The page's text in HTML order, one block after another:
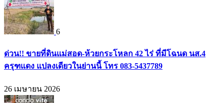
6
ด่วน!! ขายที่ดินแม่สอด-ห้วยกระโหลก 42 ไร่ ที่มีโฉนด นส.4
ครุฑแดง แปลงเดียวในย่านนี้ โทร 083-5437789
26 เมษายน 2026